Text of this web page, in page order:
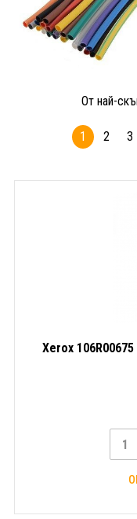
От най-
1 2 3
Xerox